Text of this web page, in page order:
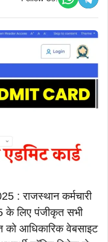
: राजस्थान कर्मचारी
के लिए पंजीकृत सभी
आधिकारिक वेबसाइट